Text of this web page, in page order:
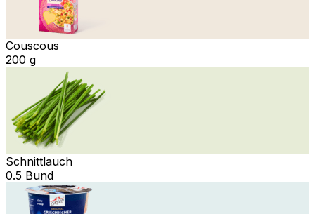
Couscous
200 g
Schnittlauch
0.5 Bund